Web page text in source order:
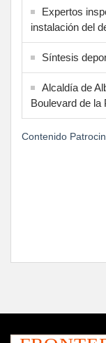
Expertos
instalación del
Síntesis
Alcaldía de
Boulevard de la
Contenido